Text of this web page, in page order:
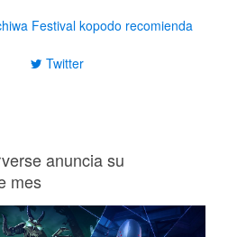
Festival kopodo recomienda
Twitter
anuncia su
mes